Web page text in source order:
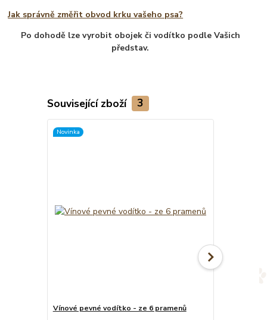
Jak správně změřit obvod krku vašeho psa?
Po dohodě lze vyrobit obojek či vodítko podle Vašich
představ.
Související zboží 3
Novinka
Vínové pevné vodítko - ze 6 pramenů